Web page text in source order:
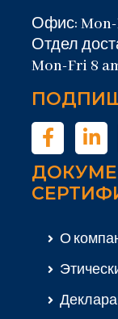
Офис: Mon-
Отдел
Mon-Fri 8
О